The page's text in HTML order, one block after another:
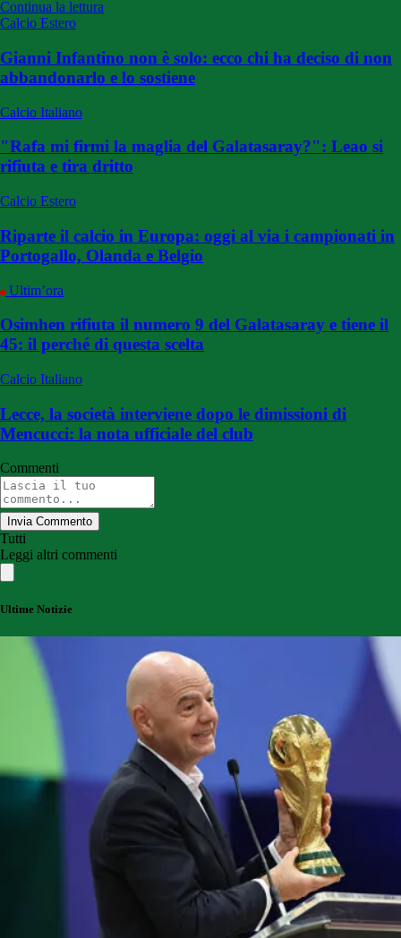
Continua la lettura
Calcio Estero
Gianni Infantino non è solo: ecco chi ha deciso di non
abbandonarlo e lo sostiene
Calcio Italiano
"Rafa mi firmi la maglia del Galatasaray?": Leao si
rifiuta e tira dritto
Calcio Estero
Riparte il calcio in Europa: oggi al via i campionati in
Portogallo, Olanda e Belgio
Ultim’ora
Osimhen rifiuta il numero 9 del Galatasaray e tiene il
45: il perché di questa scelta
Calcio Italiano
Lecce, la società interviene dopo le dimissioni di
Mencucci: la nota ufficiale del club
Commenti
Invia Commento
Tutti
Leggi altri commenti
Ultime Notizie